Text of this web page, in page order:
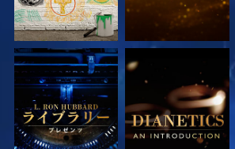
シリーズを探求 シリーズを探求